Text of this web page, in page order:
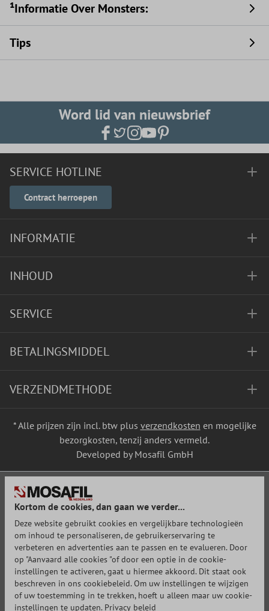
¹Informatie Over Monsters:
Tips
Word lid van nieuwsbrief
SERVICE HOTLINE
Contract herroepen
INFORMATIE
INHOUD
SERVICE
BETALINGSMIDDEL
VERZENDMETHODE
* Alle prijzen zijn incl. btw plus verzendkosten en mogelijke
bezorgkosten, tenzij anders vermeld.
Developed by Mosafil GmbH
Kortom de cookies, dan gaan we verder...
Deze website gebruikt cookies en vergelijkbare technologieën
om inhoud te personaliseren, de gebruikerservaring te
verbeteren en advertenties aan te passen en te evalueren. Door
op "Aanvaard alle cookies "of door een optie in de cookie-
instellingen te activeren, gaat u hiermee akkoord. Dit staat ook
beschreven in ons cookiebeleid. Om uw instellingen te wijzigen
of uw toestemming in te trekken, hoeft u alleen maar uw cookie-
instellingen te updaten. Privacy beleid